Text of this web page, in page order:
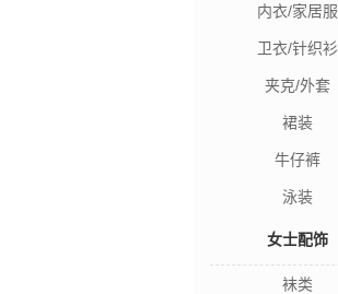
内衣/家居服
卫衣/针织衫
夹克/外套
裙装
牛仔裤
泳装
女士配饰
袜类